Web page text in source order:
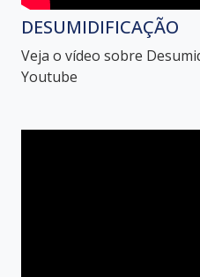
DESUMIDIFICAÇÃO
Veja o vídeo sobre
Youtube